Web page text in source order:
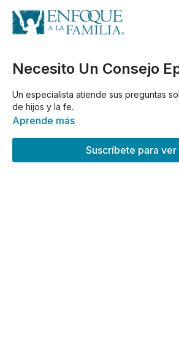
Necesito Un Consejo
Un especialista atiende sus preguntas
de hijos y la fe.
Aprende más
Suscríbete para ver